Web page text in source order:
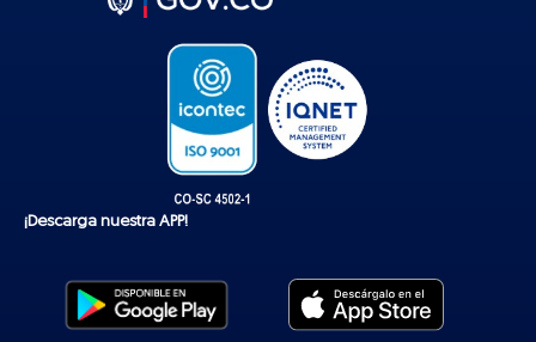
¡Descarga nuestra APP!